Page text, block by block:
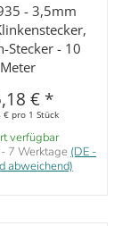
- 3,5mm
Stecker - 10
Meter
€ *
€ pro 1 Stück
verfügbar
7 Werktage (DE -
abweichend)